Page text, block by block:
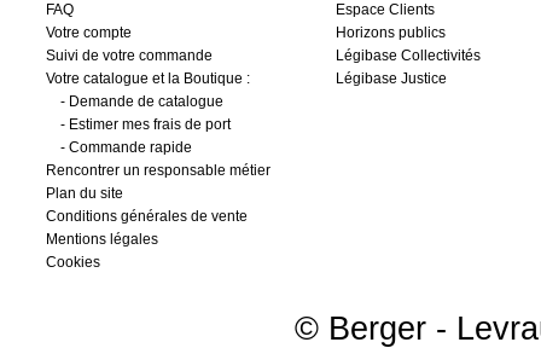
FAQ
Votre compte
Suivi de votre commande
Votre catalogue et la Boutique :
- Demande de catalogue
- Estimer mes frais de port
- Commande rapide
Rencontrer un responsable métier
Plan du site
Conditions générales de vente
Mentions légales
Cookies
Espace Clients
Horizons publics
Légibase Collectivités
Légibase Justice
© Berger -